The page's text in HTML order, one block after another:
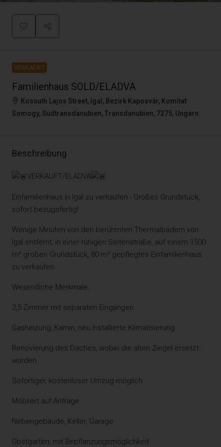
VERKAUFT
Familienhaus SOLD/ELADVA
Kossuth Lajos Street, Igal, Bezirk Kaposvár, Komitat
Somogy, Südtransdanubien, Transdanubien, 7275, Ungarn
Beschreibung
VERKAUFT/ELADVA
Einfamilienhaus in Igal zu verkaufen - Großes Grundstück,
sofort bezugsfertig!
Wenige Minuten von den berühmten Thermalbädern von
Igal entfernt, in einer ruhigen Seitenstraße, auf einem 1500
m² großen Grundstück, 80 m² gepflegtes Einfamilienhaus
zu verkaufen.
Wesentliche Merkmale:
2,5 Zimmer mit separaten Eingängen
Gasheizung, Kamin, neu installierte Klimatisierung
Renovierung des Daches, wobei die alten Ziegel ersetzt
wurden
Sofortiger, kostenloser Umzug möglich
Möbliert auf Anfrage
Nebengebäude, Keller, Garage
Obstgarten, mit Bepflanzungsmöglichkeit